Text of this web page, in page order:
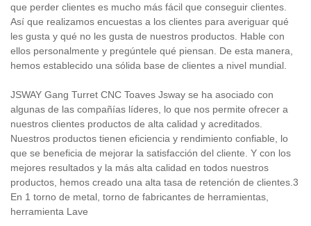
que perder clientes es mucho más fácil que conseguir clientes.
Así que realizamos encuestas a los clientes para averiguar qué
les gusta y qué no les gusta de nuestros productos. Hable con
ellos personalmente y pregúntele qué piensan. De esta manera,
hemos establecido una sólida base de clientes a nivel mundial.
JSWAY Gang Turret CNC Toaves Jsway se ha asociado con
algunas de las compañías líderes, lo que nos permite ofrecer a
nuestros clientes productos de alta calidad y acreditados.
Nuestros productos tienen eficiencia y rendimiento confiable, lo
que se beneficia de mejorar la satisfacción del cliente. Y con los
mejores resultados y la más alta calidad en todos nuestros
productos, hemos creado una alta tasa de retención de clientes.3
En 1 torno de metal, torno de fabricantes de herramientas,
herramienta Lave